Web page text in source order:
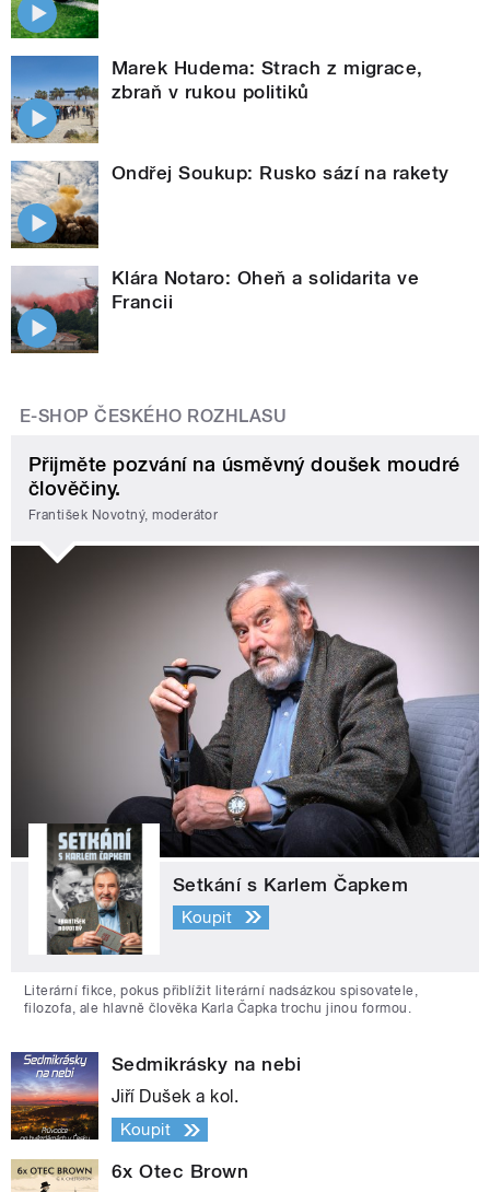
Marek Hudema: Strach z migrace,
zbraň v rukou politiků
Ondřej Soukup: Rusko sází na rakety
Klára Notaro: Oheň a solidarita ve
Francii
E-SHOP ČESKÉHO ROZHLASU
Přijměte pozvání na úsměvný doušek moudré
člověčiny.
František Novotný, moderátor
Setkání s Karlem Čapkem
Koupit
Literární fikce, pokus přiblížit literární nadsázkou spisovatele,
filozofa, ale hlavně člověka Karla Čapka trochu jinou formou.
Sedmikrásky na nebi
Jiří Dušek a kol.
Koupit
6x Otec Brown